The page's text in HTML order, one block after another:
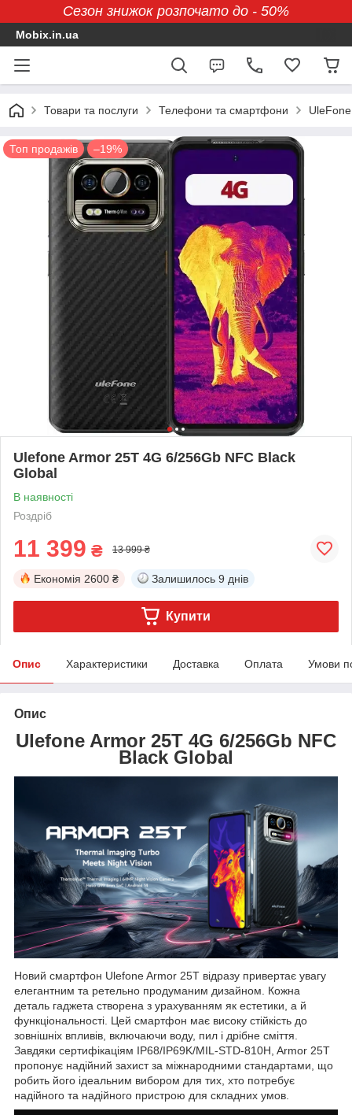
Сезон знижок розпочато до - 50%
Mobix.in.ua
Товари та послуги Телефони та смартфони UleFone
Топ продажів –19%
Ulefone Armor 25T 4G 6/256Gb NFC Black
Global
В наявності
Роздріб
11 399 ₴ 13 999 ₴
Економія 2600 ₴ Залишилось 9 днів
Купити
Опис Характеристики Доставка Оплата Умови
Опис
Ulefone Armor 25T 4G 6/256Gb NFC
Black Global
Новий смартфон Ulefone Armor 25T відразу привертає увагу
елегантним та ретельно продуманим дизайном. Кожна
деталь гаджета створена з урахуванням як естетики, а й
функціональності. Цей смартфон має високу стійкість до
зовнішніх впливів, включаючи воду, пил і дрібне сміття.
Завдяки сертифікаціям IP68/IP69K/MIL-STD-810H, Armor 25T
пропонує надійний захист за міжнародними стандартами, що
робить його ідеальним вибором для тих, хто потребує
надійного та надійного пристрою для складних умов.